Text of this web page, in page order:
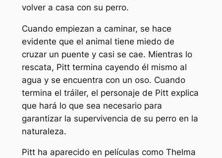
volver a casa con su perro.
Cuando empiezan a caminar, se hace
evidente que el animal tiene miedo de
cruzar un puente y casi se cae. Mientras lo
rescata, Pitt termina cayendo él mismo al
agua y se encuentra con un oso. Cuando
termina el tráiler, el personaje de Pitt explica
que hará lo que sea necesario para
garantizar la supervivencia de su perro en la
naturaleza.
Pitt ha aparecido en películas como Thelma